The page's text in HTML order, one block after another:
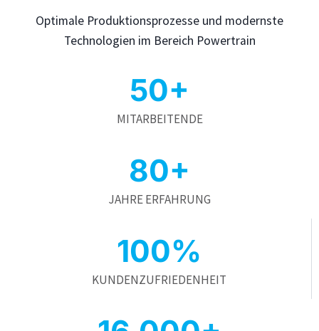
Optimale Produktionsprozesse und modernste
Technologien im Bereich Powertrain
50+
MITARBEITENDE
80+
JAHRE ERFAHRUNG
100%
KUNDENZUFRIEDENHEIT